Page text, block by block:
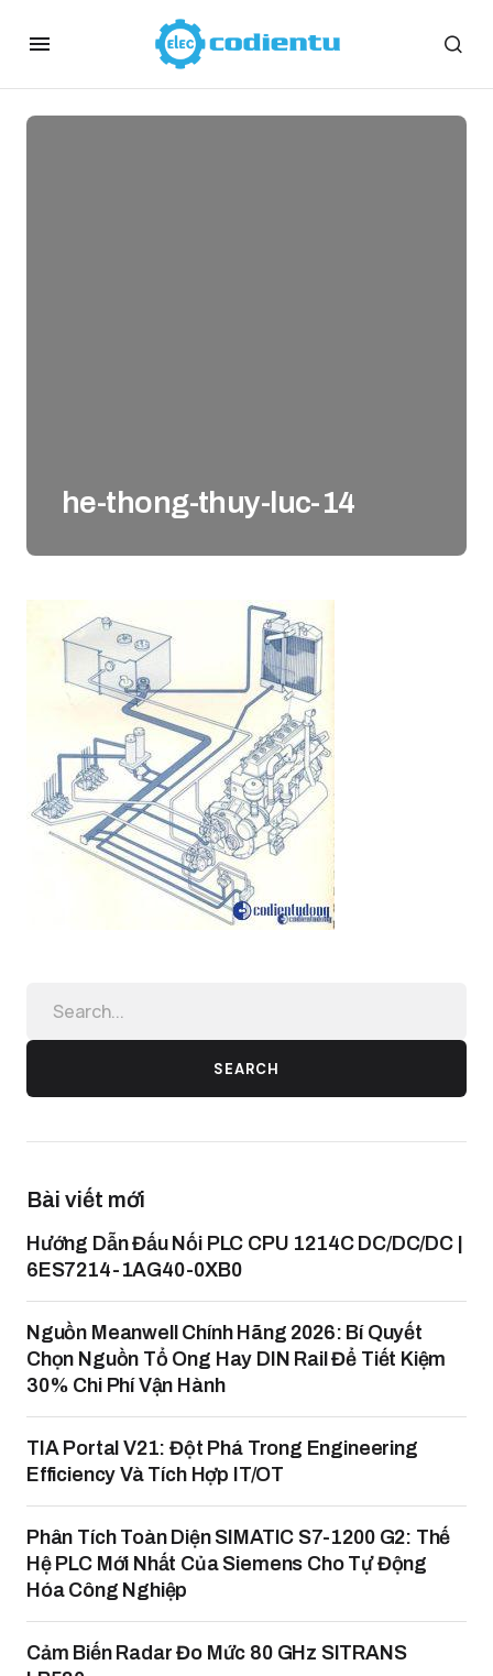
he-thong-thuy-luc-14
SEARCH
Bài viết mới
Hướng Dẫn Đấu Nối PLC CPU 1214C DC/DC/DC |
6ES7214-1AG40-0XB0
Nguồn Meanwell Chính Hãng 2026: Bí Quyết
Chọn Nguồn Tổ Ong Hay DIN Rail Để Tiết Kiệm
30% Chi Phí Vận Hành
TIA Portal V21: Đột Phá Trong Engineering
Efficiency Và Tích Hợp IT/OT
Phân Tích Toàn Diện SIMATIC S7-1200 G2: Thế
Hệ PLC Mới Nhất Của Siemens Cho Tự Động
Hóa Công Nghiệp
Cảm Biến Radar Đo Mức 80 GHz SITRANS